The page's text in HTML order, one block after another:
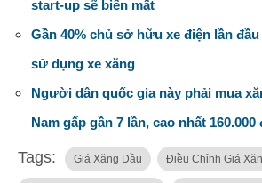
start-up sẽ biến mất
Gần 40% chủ sở hữu xe điện lần
sử dụng xe xăng
Người dân quốc gia này phải mua
Nam gấp gần 7 lần, cao nhất
Tags: Giá Xăng Dầu Điều Chỉnh Giá